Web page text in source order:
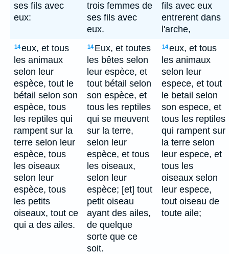
ses fils avec
eux:
trois femmes de
ses fils avec
eux.
fils avec eux
entrerent dans
l'arche,
14eux, et tous
les animaux
selon leur
espèce, tout le
bétail selon son
espèce, tous
les reptiles qui
rampent sur la
terre selon leur
espèce, tous
les oiseaux
selon leur
espèce, tous
les petits
oiseaux, tout ce
qui a des ailes.
14 Eux, et toutes
les bêtes selon
leur espèce, et
tout bétail selon
son espèce, et
tous les reptiles
qui se meuvent
sur la terre,
selon leur
espèce, et tous
les oiseaux,
selon leur
espèce; [et] tout
petit oiseau
ayant des ailes,
de quelque
sorte que ce
soit.
14eux, et tous
les animaux
selon leur
espece, et tout
le betail selon
son espece, et
tous les reptiles
qui rampent sur
la terre selon
leur espece, et
tous les
oiseaux selon
leur espece,
tout oiseau de
toute aile;